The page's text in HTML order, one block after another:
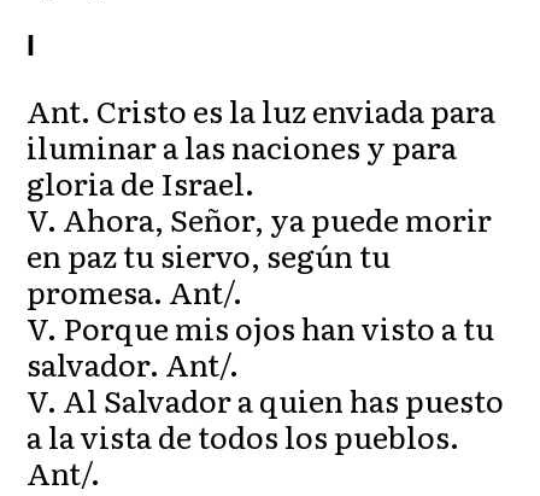
I
Ant. Cristo es la luz enviada para
iluminar a las naciones y para
gloria de Israel.
V. Ahora, Señor, ya puede morir
en paz tu siervo, según tu
promesa. Ant/.
V. Porque mis ojos han visto a tu
salvador. Ant/.
V. Al Salvador a quien has puesto
a la vista de todos los pueblos.
Ant/.